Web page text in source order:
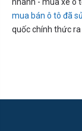
mua bán ô tô đã
quốc chính thức ra